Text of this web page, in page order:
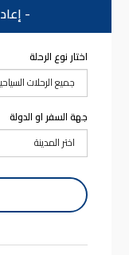
-
اختار نوع الرحلة
جهة السفر او الدولة